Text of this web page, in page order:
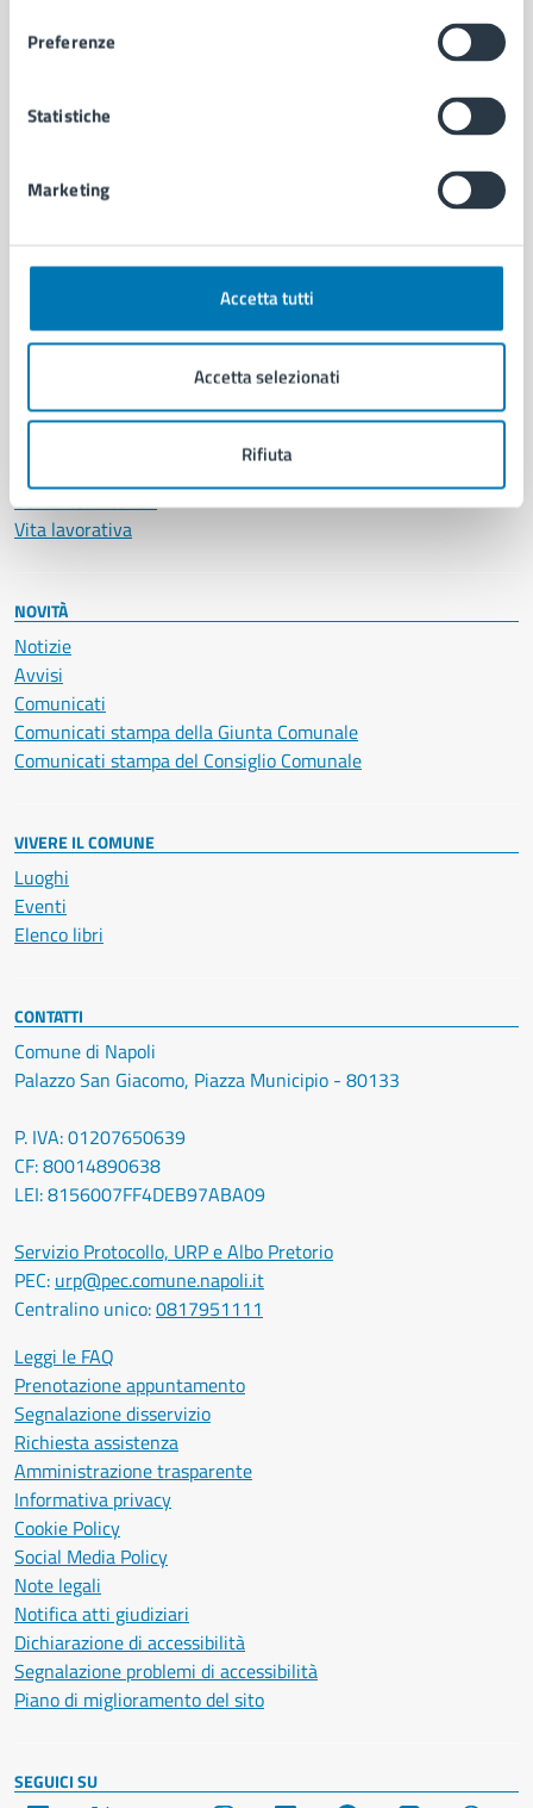
Preferenze
Statistiche
Marketing
Accetta tutti
Accetta selezionati
Rifiuta
Politici
Intranet, posta aziendale e protocollo
CATEGORIE DI SERVIZIO
Anagrafe e stato civile
Cultura e tempo libero
Educazione e formazione
Giustizia e sicurezza pubblica
Servizi Cimiteriali
Vita lavorativa
NOVITÀ
Notizie
Avvisi
Comunicati
Comunicati stampa della Giunta Comunale
Comunicati stampa del Consiglio Comunale
VIVERE IL COMUNE
Luoghi
Eventi
Elenco libri
CONTATTI
Comune di Napoli
Palazzo San Giacomo, Piazza Municipio - 80133
P. IVA: 01207650639
CF: 80014890638
LEI: 8156007FF4DEB97ABA09
Servizio Protocollo, URP e Albo Pretorio
PEC: urp@pec.comune.napoli.it
Centralino unico:0817951111
Leggi le FAQ
Prenotazione appuntamento
Segnalazione disservizio
Richiesta assistenza
Amministrazione trasparente
Informativa privacy
Cookie Policy
Social Media Policy
Note legali
Notifica atti giudiziari
Dichiarazione di accessibilità
Segnalazione problemi di accessibilità
Piano di miglioramento del sito
SEGUICI SU